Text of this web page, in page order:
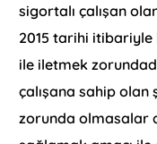
sigortalı çalışan
2015 tarihi itibariyle
ile iletmek
çalışana sahip
zorunda olmasalar